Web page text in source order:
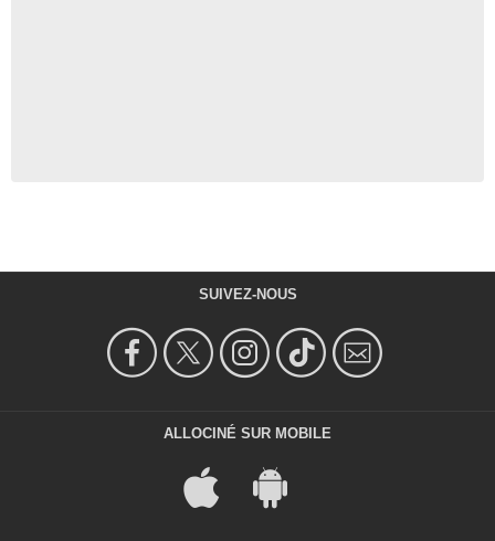
SUIVEZ-NOUS
ALLOCINÉ SUR MOBILE